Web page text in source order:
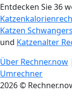
Entdecken Sie 36
Katzen
und Katzenalter
Über Rechner.now |
Umrechner
2026 ©